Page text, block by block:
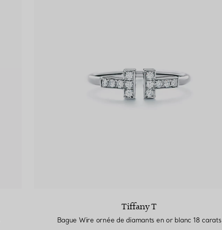
Tiffany T
Bague Wire ornée de diamants en or blanc 18 carats